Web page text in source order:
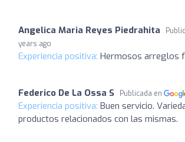
Angelica Maria Reyes Piedrahita
years ago
Experiencia positiva: Hermosos arreglos
Federico De La Ossa S Publicada en
Experiencia positiva: Buen servicio.
productos relacionados con las mismas.